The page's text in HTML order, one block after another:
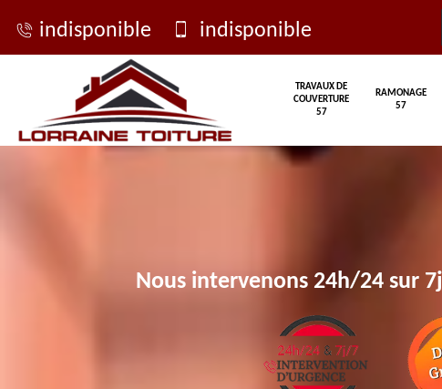
indisponible indisponible
TRAVAUX DE
COUVERTURE
57
RAMONAGE
57
Nous intervenons 24h/24 sur